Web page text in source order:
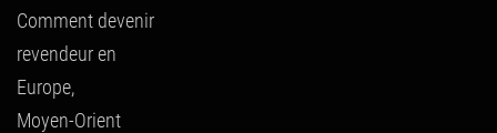
Comment devenir
revendeur en
Europe,
Moyen-Orient